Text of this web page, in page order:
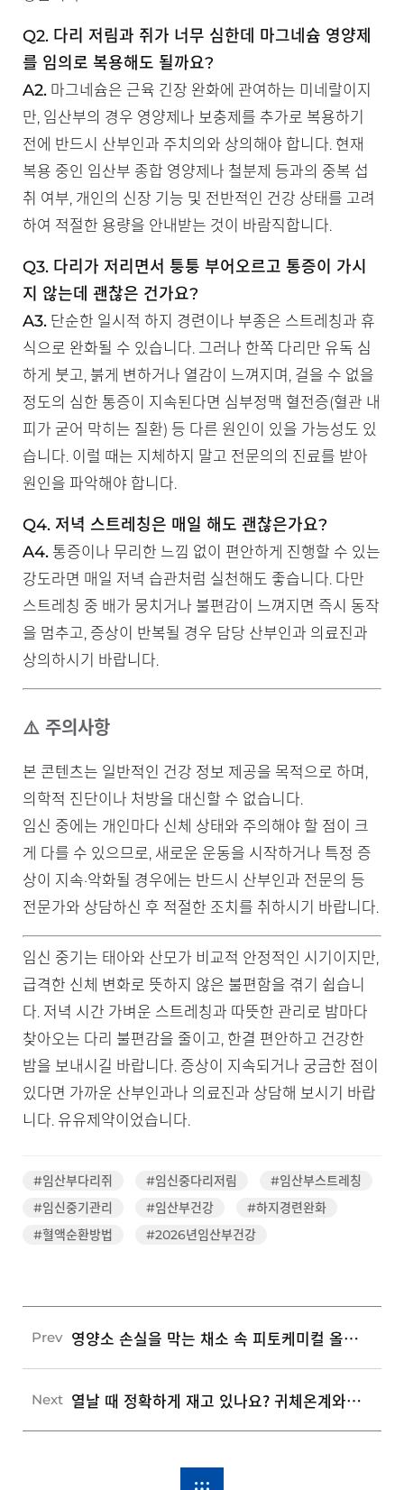
Q2. 다리 저림과 쥐가 너무 심한데 마그네슘 영양제
를 임의로 복용해도 될까요?
A2. 마그네슘은 근육 긴장 완화에 관여하는 미네랄이지
만, 임산부의 경우 영양제나 보충제를 추가로 복용하기
전에 반드시 산부인과 주치의와 상의해야 합니다. 현재
복용 중인 임산부 종합 영양제나 철분제 등과의 중복 섭
취 여부, 개인의 신장 기능 및 전반적인 건강 상태를 고려
하여 적절한 용량을 안내받는 것이 바람직합니다.
Q3. 다리가 저리면서 퉁퉁 부어오르고 통증이 가시
지 않는데 괜찮은 건가요?
A3. 단순한 일시적 하지 경련이나 부종은 스트레칭과 휴
식으로 완화될 수 있습니다. 그러나 한쪽 다리만 유독 심
하게 붓고, 붉게 변하거나 열감이 느껴지며, 걸을 수 없을
정도의 심한 통증이 지속된다면 심부정맥 혈전증(혈관 내
피가 굳어 막히는 질환) 등 다른 원인이 있을 가능성도 있
습니다. 이럴 때는 지체하지 말고 전문의의 진료를 받아
원인을 파악해야 합니다.
Q4. 저녁 스트레칭은 매일 해도 괜찮은가요?
A4. 통증이나 무리한 느낌 없이 편안하게 진행할 수 있는
강도라면 매일 저녁 습관처럼 실천해도 좋습니다. 다만
스트레칭 중 배가 뭉치거나 불편감이 느껴지면 즉시 동작
을 멈추고, 증상이 반복될 경우 담당 산부인과 의료진과
상의하시기 바랍니다.
⚠️ 주의사항
본 콘텐츠는 일반적인 건강 정보 제공을 목적으로 하며,
의학적 진단이나 처방을 대신할 수 없습니다.
임신 중에는 개인마다 신체 상태와 주의해야 할 점이 크
게 다를 수 있으므로, 새로운 운동을 시작하거나 특정 증
상이 지속·악화될 경우에는 반드시 산부인과 전문의 등
전문가와 상담하신 후 적절한 조치를 취하시기 바랍니다.
임신 중기는 태아와 산모가 비교적 안정적인 시기이지만,
급격한 신체 변화로 뜻하지 않은 불편함을 겪기 쉽습니
다. 저녁 시간 가벼운 스트레칭과 따뜻한 관리로 밤마다
찾아오는 다리 불편감을 줄이고, 한결 편안하고 건강한
밤을 보내시길 바랍니다. 증상이 지속되거나 궁금한 점이
있다면 가까운 산부인과나 의료진과 상담해 보시기 바랍
니다. 유유제약이었습니다.
#임산부다리쥐 #임신중다리저림
#임산부스트레칭
#임신중기관리
#임산부건강
#하지경련완화
#혈액순환방법
#2026년임산부건강
Prev 영양소 손실을 막는 채소 속 피토케미컬 올바른 3가지 세척 및 보관법
Next 열날 때 정확하게 재고 있나요? 귀체온계와 비접촉 체온계 올바른 3가지 측정법